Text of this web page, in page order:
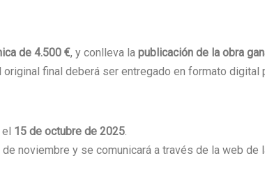
de 4.500 €, y conlleva la publicación de la obra
final deberá ser entregado en formato digital
15 de octubre de 2025
noviembre y se comunicará a través de la web de